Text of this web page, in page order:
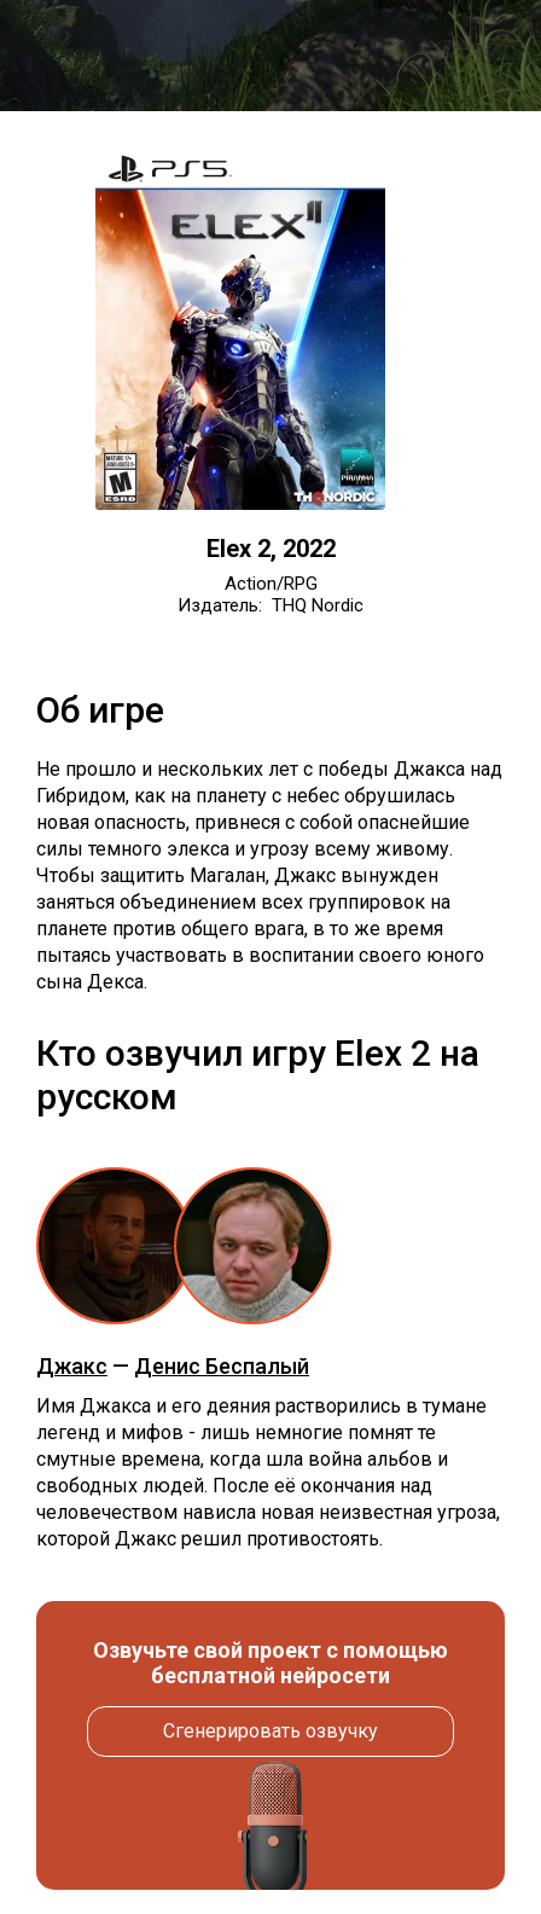
Elex 2, 2022
Action/RPG
Издатель: THQ Nordic
Об игре
Не прошло и нескольких лет с победы Джакса над
Гибридом, как на планету с небес обрушилась
новая опасность, привнеся с собой опаснейшие
силы темного элекса и угрозу всему живому.
Чтобы защитить Магалан, Джакс вынужден
заняться объединением всех группировок на
планете против общего врага, в то же время
пытаясь участвовать в воспитании своего юного
сына Декса.
Кто озвучил игру Elex 2 на
русском
Джакс — Денис Беспалый
Имя Джакса и его деяния растворились в тумане
легенд и мифов - лишь немногие помнят те
смутные времена, когда шла война альбов и
свободных людей. После её окончания над
человечеством нависла новая неизвестная угроза,
которой Джакс решил противостоять.
Озвучьте свой проект с помощью
бесплатной нейросети
Сгенерировать озвучку